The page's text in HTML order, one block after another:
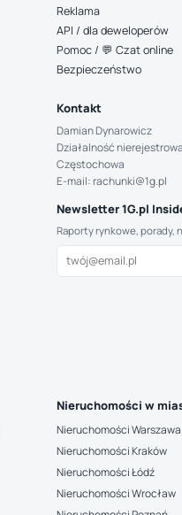
Reklama
API / dla deweloperów
Pomoc / 💬 Czat online
Bezpieczeństwo
Kontakt
Damian Dynarowicz
Działalność
Częstochowa
E-mail: rachunki@1g.pl
Newsletter 1G.pl
Raporty rynkowe, porady,
Nieruchomości w
Nieruchomości Warszawa
Nieruchomości Kraków
Nieruchomości Łódź
Nieruchomości Wrocław